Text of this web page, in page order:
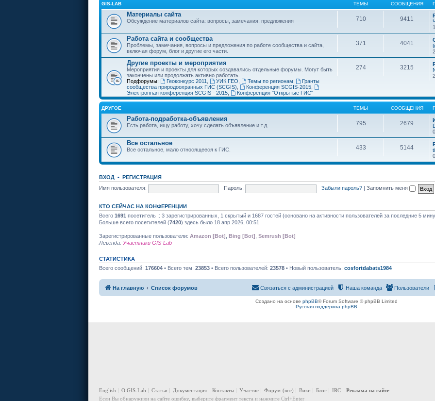
GIS-LAB ТЕМЫ СООБЩЕНИЯ
Материалы сайта
Обсуждение материалов сайта: вопросы, замечания, предложения 710 9411
Работа сайта и сообщества
Проблемы, замечания, вопросы и предложения по работе сообщества и сайта,
включая форум, блог и другие его части.
371 4041
Другие проекты и мероприятия
Мероприятия и проекты для которых создавались отдельные форумы. Могут быть
закончены или продолжать активно работать.
Подфорумы:
Геоконкурс 2011 УИК ГЕО Темы по регионам
Гранты
сообщества природоохранных ГИС (SCGIS)
Конференция SCGIS-2015,
Электронная конференция SCGIS - 2015
Конференция "Открытые ГИС"
274 3215
ДРУГОЕ ТЕМЫ СООБЩЕНИЯ
Работа-подработка-объявления
Есть работа, ищу работу, хочу сделать объявление и т.д. 795 2679
Все остальное
Все остальное, мало относящееся к ГИС. 433 5144
ВХОД • РЕГИСТРАЦИЯ
Имя пользователя:
Пароль: Забыли пароль? Запомнить меня
КТО СЕЙЧАС НА КОНФЕРЕНЦИИ
Всего 1691 посетитель :: 3 зарегистрированных, 1 скрытый и 1687 гостей (основано на активности пользователей за последние 5
Больше всего посетителей (7420) здесь было 18 апр 2026, 00:51
Зарегистрированные пользователи: Amazon [Bot] Bing [Bot] Semrush [Bot]
Легенда: Участники GIS-Lab
СТАТИСТИКА
Всего сообщений: 176604 • Всего тем: 23853 • Всего пользователей: 23578 • Новый пользователь: cosfortdabats1984
На главную Список форумов Пользователи
Наша команда
Связаться с администрацией
Создано на основе phpBB® Forum Software © phpBB Limited
Русская поддержка phpBB
English О GIS-Lab Статьи Документация Контакты Участие Форум (все) Вики Блог IRC
Реклама на сайте
Если Вы обнаружили на сайте ошибку, выберите фрагмент текста и нажмите Ctrl+Enter